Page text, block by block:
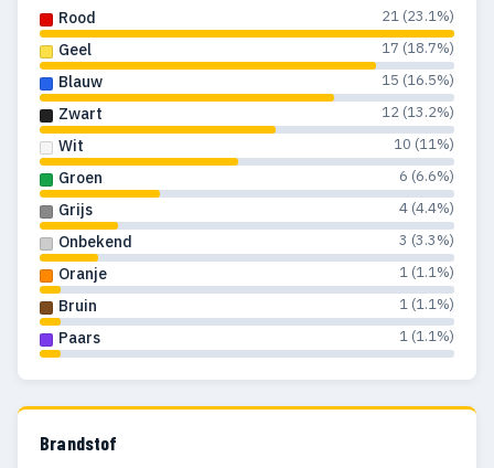
Rood 21 (23.1%)
Geel 17 (18.7%)
Blauw 15 (16.5%)
Zwart 12 (13.2%)
Wit 10 (11%)
Groen 6 (6.6%)
Grijs 4 (4.4%)
Onbekend 3 (3.3%)
Oranje 1 (1.1%)
Bruin 1 (1.1%)
Paars 1 (1.1%)
Brandstof